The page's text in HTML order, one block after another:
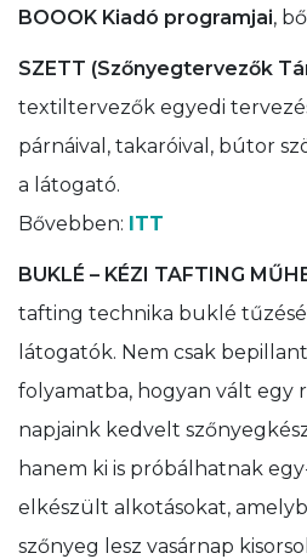
BOOOK Kiadó programjai,
SZETT (Szőnyegtervezők
textiltervezők egyedi
párnáival, takaróival, bútor
a látogató.
Bővebben: ITT
BUKLÉ – KÉZI TAFTING
tafting technika buklé
látogatók. Nem csak
folyamatba, hogyan vált egy
napjaink kedvelt
hanem ki is próbálhatnak
elkészült alkotásokat,
szőnyeg lesz vasárnap